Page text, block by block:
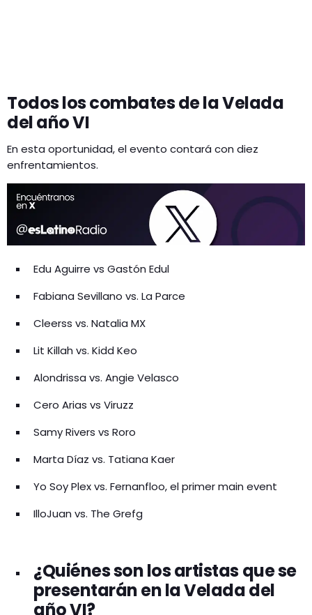
Todos los combates de la Velada
del año VI
En esta oportunidad, el evento contará con diez
enfrentamientos.
Edu Aguirre vs Gastón Edul
Fabiana Sevillano vs. La Parce
Cleerss vs. Natalia MX
Lit Killah vs. Kidd Keo
Alondrissa vs. Angie Velasco
Cero Arias vs Viruzz
Samy Rivers vs Roro
Marta Díaz vs. Tatiana Kaer
Yo Soy Plex vs. Fernanfloo, el primer main event
IlloJuan vs. The Grefg
¿Quiénes son los artistas que se
presentarán en la Velada del
año VI?